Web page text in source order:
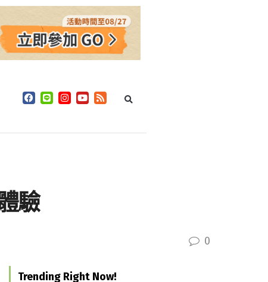
驗
0
Trending Right Now!